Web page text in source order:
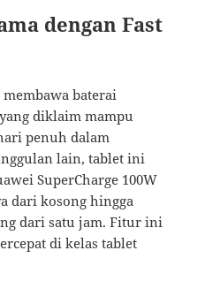
dengan Fast
membawa baterai
diklaim mampu
penuh dalam
lain, tablet ini
SuperCharge 100W
dari kosong hingga
dari satu jam. Fitur ini
di kelas tablet